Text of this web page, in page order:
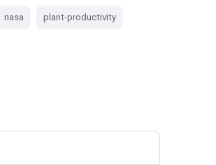
nasa plant-productivity